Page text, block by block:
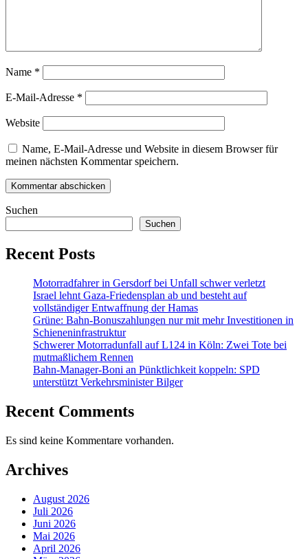
Name *
E-Mail-Adresse *
Website
Name, E-Mail-Adresse und Website in diesem Browser für
meinen nächsten Kommentar speichern.
Suchen
Suchen
Recent Posts
Motorradfahrer in Gersdorf bei Unfall schwer verletzt
Israel lehnt Gaza-Friedensplan ab und besteht auf
vollständiger Entwaffnung der Hamas
Grüne: Bahn-Bonuszahlungen nur mit mehr Investitionen in
Schieneninfrastruktur
Schwerer Motorradunfall auf L124 in Köln: Zwei Tote bei
mutmaßlichem Rennen
Bahn-Manager-Boni an Pünktlichkeit koppeln: SPD
unterstützt Verkehrsminister Bilger
Recent Comments
Es sind keine Kommentare vorhanden.
Archives
August 2026
Juli 2026
Juni 2026
Mai 2026
April 2026